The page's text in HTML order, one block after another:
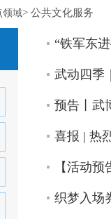
领域> 公共文化服务
“铁军东
武动四季
预告丨武
喜报 | 热
【活动
织梦入场